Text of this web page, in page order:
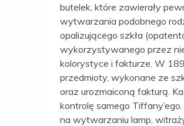
butelek, które zawierały
wytwarzania podobnego
opalizującego szkła
wykorzystywanego przez
kolorystyce i fakturze. W
przedmioty, wykonane ze
oraz urozmaiconą fakturą.
kontrolę samego
na wytwarzaniu lamp,